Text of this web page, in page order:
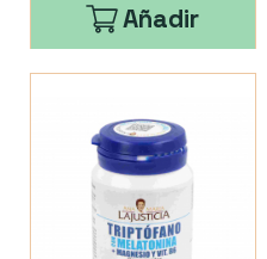
Añadir